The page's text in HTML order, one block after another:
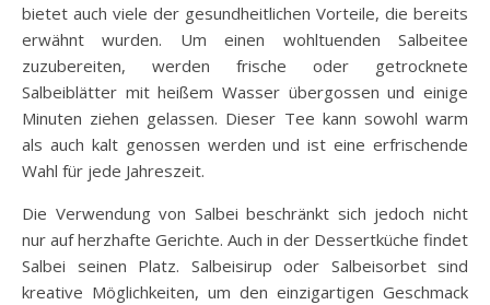
bietet auch viele der gesundheitlichen Vorteile, die bereits
erwähnt wurden. Um einen wohltuenden Salbeitee
zuzubereiten, werden frische oder getrocknete
Salbeiblätter mit heißem Wasser übergossen und einige
Minuten ziehen gelassen. Dieser Tee kann sowohl warm
als auch kalt genossen werden und ist eine erfrischende
Wahl für jede Jahreszeit.
Die Verwendung von Salbei beschränkt sich jedoch nicht
nur auf herzhafte Gerichte. Auch in der Dessertküche findet
Salbei seinen Platz. Salbeisirup oder Salbeisorbet sind
kreative Möglichkeiten, um den einzigartigen Geschmack